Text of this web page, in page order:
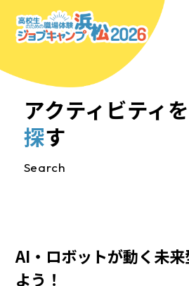
アクティビティを
探す
Search
AI・ロボットが動く未
よう！